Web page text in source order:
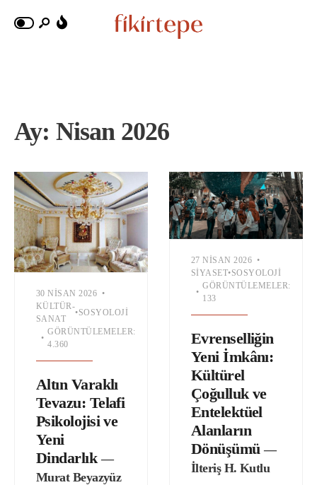
Ay: Nisan 2026
30 NISAN 2026 •
KÜLTÜR-
SANAT
•SOSYOLOJI
•
GÖRÜNTÜLEMELER:
4.360
Altın Varaklı
Tevazu: Telafi
Psikolojisi ve
Yeni
Dindarlık —
Murat Beyazyüz
27 NISAN 2026 •
SIYASET•SOSYOLOJI
•
GÖRÜNTÜLEMELER:
133
Evrenselliğin
Yeni İmkânı:
Kültürel
Çoğulluk ve
Entelektüel
Alanların
Dönüşümü —
İlteriş H. Kutlu